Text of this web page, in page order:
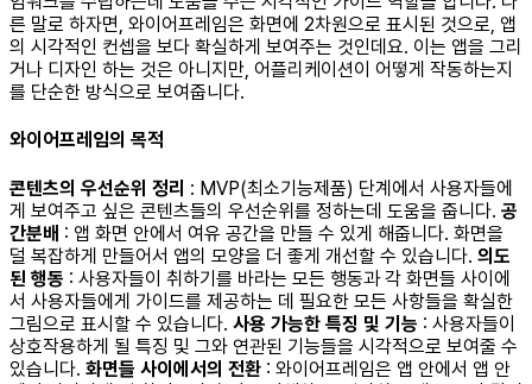
른 말로 하자면, 와이어프레임은 화면에 2차원으로 표시된 것으로, 앱
의 시각적인 컨셉을 보다 확실하게 보여주는 것인데요. 이는 앱을 그리
거나 디자인 하는 것은 아니지만, 어플리케이션이 어떻게 작동하는지
를 단순한 방식으로 보여줍니다.
와이어프레임의 목적
콘텐츠의 우선순위 정리 : MVP(최소기능제품) 단계에서 사용자들에
게 보여주고 싶은 콘텐츠들의 우선순위를 정하는데 도움을 줍니다. 공
간분배 : 앱 화면 안에서 여유 공간을 만들 수 있게 해줍니다. 화면을
덜 복잡하게 만들어서 앱의 모양을 더 좋게 개선할 수 있습니다. 의도
된 행동 : 사용자들이 취하기를 바라는 모든 행동과 각 화면들 사이에
서 사용자들에게 가이드를 제공하는 데 필요한 모든 사항들을 확실한
그림으로 표시할 수 있습니다. 사용 가능한 특징 및 기능 : 사용자들이
상호작용하게 될 특징 및 그와 연관된 기능들을 시각적으로 보여줄 수
있습니다. 화면들 사이에서의 전환 : 와이어프레임은 앱 안에서 앱 안